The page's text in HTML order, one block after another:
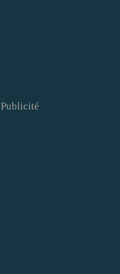
Publicité